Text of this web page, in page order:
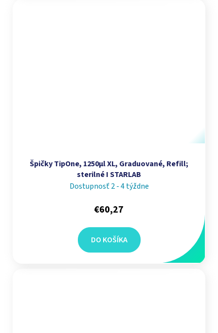
Špičky TipOne, 1250µl XL, Graduované, Refill;
sterilné I STARLAB
Dostupnosť 2 - 4 týždne
€60,27
DO KOŠÍKA